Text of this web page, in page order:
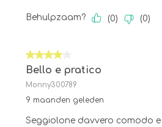
Behulpzaam? (0) (0)
4 van 5 sterren.
Bello e pratico
Monny300789
9 maanden geleden
Seggiolone davvero comodo